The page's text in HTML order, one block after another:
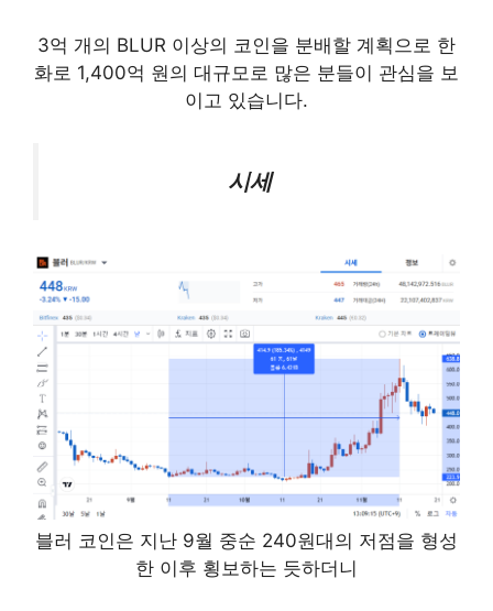
3억 개의 BLUR 이상의 코인을 분배할 계획으로 한
화로 1,400억 원의 대규모로 많은 분들이 관심을 보
이고 있습니다.
시세
블러 코인은 지난 9월 중순 240원대의 저점을 형성
한 이후 횡보하는 듯하더니